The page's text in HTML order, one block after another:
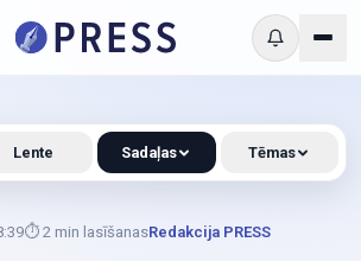
⏱ 2 min lasīšanasRedakcija PRESS
Lente Sadaļas Tēmas